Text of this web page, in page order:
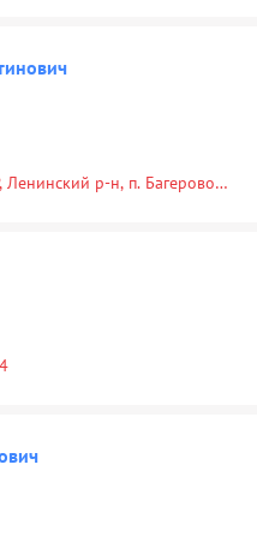
р-н, п. Багерово,